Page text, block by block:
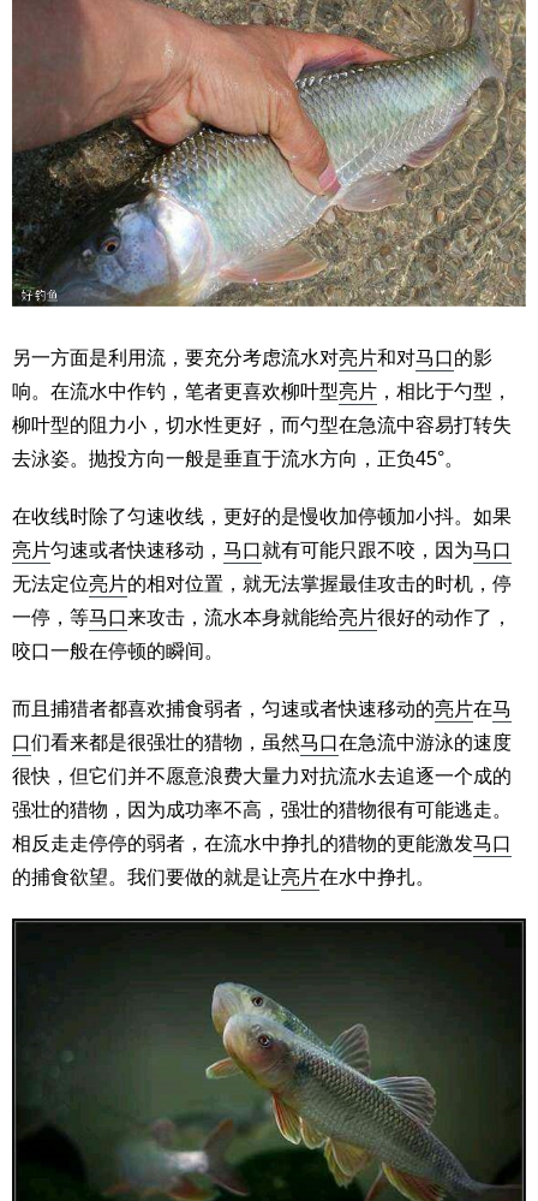
另一方面是利用流，要充分考虑流水对亮片和对马口的影
响。在流水中作钓，笔者更喜欢柳叶型亮片 ，相比于勺型，
柳叶型的阻力小，切水性更好，而勺型在急流中容易打转失
去泳姿。抛投方向一般是垂直于流水方向，正负45°。
在收线时除了匀速收线，更好的是慢收加停顿加小抖。如果
亮片匀速或者快速移动， 马口就有可能只跟不咬，因为马口
无法定位亮片的相对位置，就无法掌握最佳攻击的时机，停
一停，等马口来攻击，流水本身就能给亮片很好的动作了，
咬口一般在停顿的瞬间。
而且捕猎者都喜欢捕食弱者，匀速或者快速移动的亮片在马
口们看来都是很强壮的猎物，虽然马口在急流中游泳的速度
很快，但它们并不愿意浪费大量力对抗流水去追逐一个成的
强壮的猎物，因为成功率不高，强壮的猎物很有可能逃走。
相反走走停停的弱者，在流水中挣扎的猎物的更能激发马口
的捕食欲望。我们要做的就是让亮片在水中挣扎。